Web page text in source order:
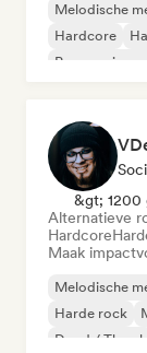
Melodische
Hardcore
Progressieve
&gt; 1200
Alternatieve
Hardcore
Maak
Melodische
Harde rock
Dood / Thrash